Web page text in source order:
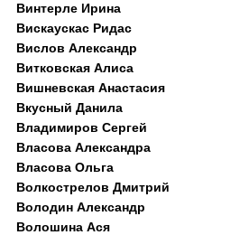
Винтерле Ирина
Вискаускас Ридас
Вислов Александр
Витковская Алиса
Вишневская Анастасия
Вкусный Данила
Владимиров Сергей
Власова Александра
Власова Ольга
Волкострелов Дмитрий
Володин Александр
Волошина Ася